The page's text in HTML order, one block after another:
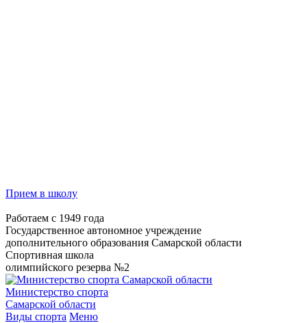
Прием в школу
Работаем с 1949 года
Государственное автономное учреждение
дополнительного образования Самарской области
Спортивная школа
олимпийского резерва №2
Министерство спорта
Самарской области
Виды спорта Меню